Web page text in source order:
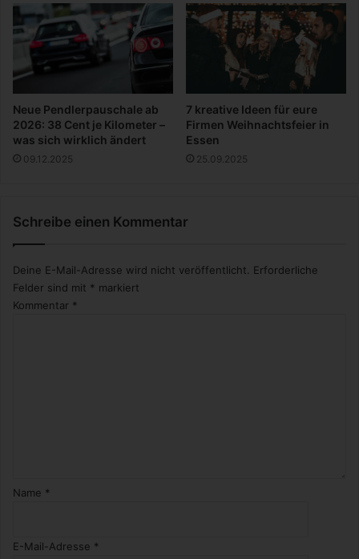
t
l
S
r
n
Neue Pendlerpauschale ab
2026: 38 Cent je Kilometer –
was sich wirklich ändert
09.12.2025
7 kreative Ideen für eure
Firmen Weihnachtsfeier in
Essen
25.09.2025
Schreibe einen Kommentar
Deine E-Mail-Adresse wird nicht veröffentlicht.
Erforderliche
Felder sind mit * markiert
Kommentar *
Name *
E-Mail-Adresse *